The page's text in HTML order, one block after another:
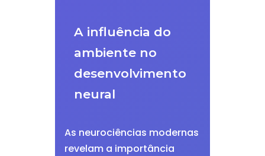
A influência do
ambiente no
desenvolvimento
neural
As neurociências modernas
revelam a importância